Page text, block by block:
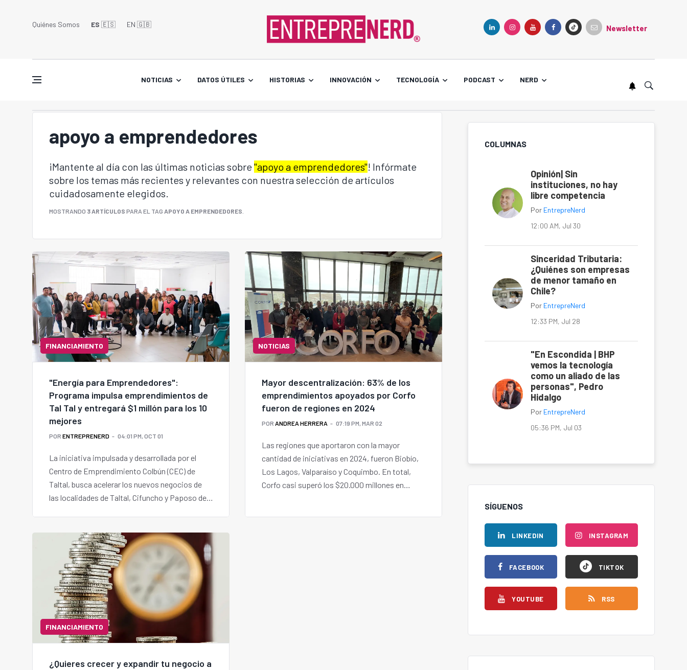
Quiénes Somos ES 🇪🇸 EN 🇬🇧󠁢󠁥󠁮󠁧󠁿 Newsletter
NOTICIAS DATOS ÚTILES HISTORIAS INNOVACIÓN TECNOLOGÍA PODCAST NERD
apoyo a emprendedores
¡Mantente al día con las últimas noticias sobre "apoyo a emprendedores"! Infórmate
sobre los temas más recientes y relevantes con nuestra selección de artículos
cuidadosamente elegidos.
MOSTRANDO 3 ARTÍCULOS PARA EL TAG APOYO A EMPRENDEDORES
FINANCIAMIENTO
"Energía para Emprendedores":
Programa impulsa emprendimientos de
Tal Tal y entregará $1 millón para los 10
mejores
POR ENTREPRENERD 04:01 PM, OCT 01
La iniciativa impulsada y desarrollada por el
Centro de Emprendimiento Colbún (CEC) de
Taltal, busca acelerar los nuevos negocios de
las localidades de Taltal, Cifuncho y Paposo de
NOTICIAS
Mayor descentralización: 63% de los
emprendimientos apoyados por Corfo
fueron de regiones en 2024
POR ANDREA HERRERA 07:19 PM, MAR 02
Las regiones que aportaron con la mayor
cantidad de iniciativas en 2024, fueron Biobío,
Los Lagos, Valparaíso y Coquimbo. En total,
Corfo casi superó los $20.000 millones en
FINANCIAMIENTO
¿Quieres crecer y expandir tu negocio a
COLUMNAS
Opinión| Sin
instituciones, no hay
libre competencia
Por EntrepreNerd
12:00 AM, Jul 30
Sinceridad Tributaria:
¿Quiénes son empresas
de menor tamaño en
Chile?
Por EntrepreNerd
12:33 PM, Jul 28
"En Escondida | BHP
vemos la tecnología
como un aliado de las
personas", Pedro
Hidalgo
Por EntrepreNerd
05:36 PM, Jul 03
SÍGUENOS
LINKEDIN
FACEBOOK
YOUTUBE
INSTAGRAM
TIKTOK
RSS